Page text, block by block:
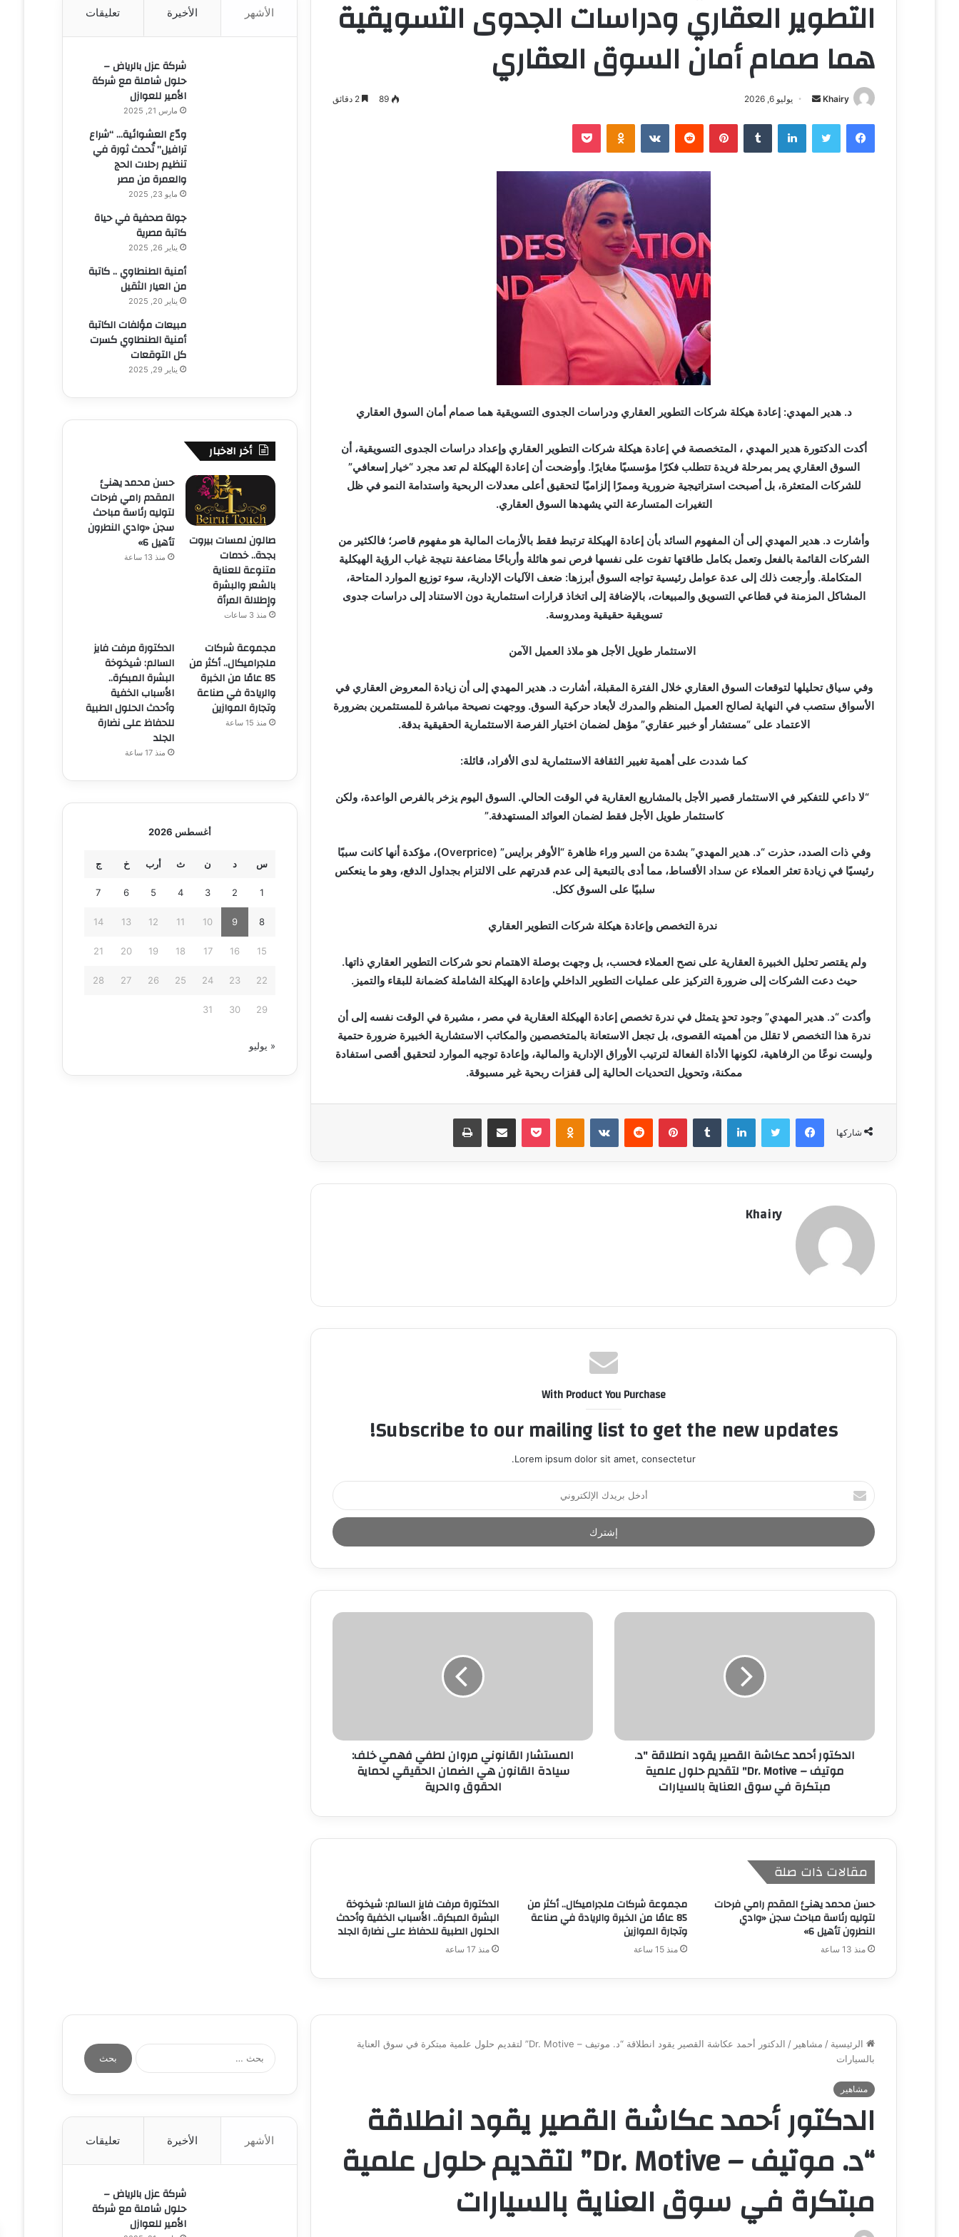
التطوير العقاري ودراسات الجدوى التسويقية
هما صمام أمان السوق العقاري
Khairy
أ
ل
يوليو 6, 2026 89 2 دقائق
فيسبوك تويتر لينكدإن ‏Tumblr بينتيريست ‏Reddit
‏VKontakte
Odnoklassniki بوكيت
د. هدير المهدي: إعادة هيكلة شركات التطوير العقاري ودراسات الجدوى التسويقية هما صمام أمان السوق العقاري
أكدت الدكتورة هدير المهدي ، المتخصصة في إعادة هيكلة شركات التطوير العقاري وإعداد دراسات الجدوى التسويقية، أن
السوق العقاري يمر بمرحلة فريدة تتطلب فكرًا مؤسسيًا مغايرًا. وأوضحت أن إعادة الهيكلة لم تعد مجرد “خيار إسعافي”
للشركات المتعثرة، بل أصبحت استراتيجية ضرورية وممرًا إلزاميًا لتحقيق أعلى معدلات الربحية واستدامة النمو في ظل
التغيرات المتسارعة التي يشهدها السوق العقاري.
وأشارت د. هدير المهدي إلى أن المفهوم السائد بأن إعادة الهيكلة ترتبط فقط بالأزمات المالية هو مفهوم قاصر؛ فالكثير من
الشركات القائمة بالفعل وتعمل بكامل طاقتها تفوت على نفسها فرص نمو هائلة وأرباحًا مضاعفة نتيجة غياب الرؤية الهيكلية
المتكاملة. وأرجعت ذلك إلى عدة عوامل رئيسية تواجه السوق أبرزها: ضعف الآليات الإدارية، سوء توزيع الموارد المتاحة،
المشاكل المزمنة في قطاعي التسويق والمبيعات، بالإضافة إلى اتخاذ قرارات استثمارية دون الاستناد إلى دراسات جدوى
تسويقية حقيقية ومدروسة.
الاستثمار طويل الأجل هو ملاذ العميل الآمن
وفي سياق تحليلها لتوقعات السوق العقاري خلال الفترة المقبلة، أشارت د. هدير المهدي إلى أن زيادة المعروض العقاري في
الأسواق ستصب في النهاية لصالح العميل المنظم والمدرك لأبعاد حركية السوق. ووجهت نصيحة مباشرة للمستثمرين بضرورة
الاعتماد على “مستشار أو خبير عقاري” مؤهل لضمان اختيار الفرصة الاستثمارية الحقيقية بدقة.
كما شددت على أهمية تغيير الثقافة الاستثمارية لدى الأفراد، قائلة:
“لا داعي للتفكير في الاستثمار قصير الأجل بالمشاريع العقارية في الوقت الحالي. السوق اليوم يزخر بالفرص الواعدة، ولكن
كاستثمار طويل الأجل فقط لضمان العوائد المستهدفة.”
وفي ذات الصدد، حذرت “د. هدير المهدي” بشدة من السير وراء ظاهرة “الأوفر برايس” (Overprice)، مؤكدة أنها كانت سببًا
رئيسيًا في زيادة تعثر العملاء عن سداد الأقساط، مما أدى بالتبعية إلى عدم قدرتهم على الالتزام بجداول الدفع، وهو ما ينعكس
سلبيًا على السوق ككل.
ندرة التخصص وإعادة هيكلة شركات التطوير العقاري
ولم يقتصر تحليل الخبيرة العقارية على نصح العملاء فحسب، بل وجهت بوصلة الاهتمام نحو شركات التطوير العقاري ذاتها.
حيث دعت الشركات إلى ضرورة التركيز على عمليات التطوير الداخلي وإعادة الهيكلة الشاملة كضمانة للبقاء والتميز.
وأكدت “د. هدير المهدي” وجود تحدٍ يتمثل في ندرة تخصص إعادة الهيكلة العقارية في مصر ، مشيرة في الوقت نفسه إلى أن
ندرة هذا التخصص لا تقلل من أهميته القصوى، بل تجعل الاستعانة بالمتخصصين والمكاتب الاستشارية الخبيرة ضرورة حتمية
وليست نوعًا من الرفاهية، لكونها الأداة الفعالة لترتيب الأوراق الإدارية والمالية، وإعادة توجيه الموارد لتحقيق أقصى استفادة
ممكنة، وتحويل التحديات الحالية إلى قفزات ربحية غير مسبوقة.
شاركها
فيسبوك تويتر لينكدإن ‏Tumblr بينتيريست ‏Reddit
‏VKontakte
Odnoklassniki بوكيت مشاركة عبر البريد طباعة
Khairy
With Product You Purchase
Subscribe to our mailing list to get the new updates!
Lorem ipsum dolor sit amet, consectetur.
أ
د
خ
ل
د
ا
الدكتور أحمد عكاشة القصير يقود انطلاقة "د.
موتيف – Dr. Motive" لتقديم حلول علمية
مبتكرة في سوق العناية بالسيارات
المستشار القانوني مروان لطفي فهمي خلف:
سيادة القانون هي الضمان الحقيقي لحماية
الحقوق والحرية
مقالات ذات صلة
حسن محمد يهنئ المقدم رامي فرحات
لتوليه رئاسة مباحث سجن «وادي
النطرون تأهيل 6»
منذ 13 ساعة
مجموعة شركات ملجراميكال.. أكثر من
85 عامًا من الخبرة والريادة في صناعة
وتجارة الموازين
منذ 15 ساعة
الدكتورة مرفت فايز السالم: شيخوخة
البشرة المبكرة.. الأسباب الخفية وأحدث
الحلول الطبية للحفاظ على نضارة الجلد
منذ 17 ساعة
الأشهر الأخيرة تعليقات
شركة عزل بالرياض –
حلول شاملة مع شركة
الأمير للعوازل
مارس 21, 2025
ودّع العشوائية… “شراع
ترافيل” تُحدث ثورة في
تنظيم رحلات الحج
والعمرة من مصر
مايو 23, 2025
جولة صحفية في حياة
كاتبة مصرية
يناير 26, 2025
أمنية الطنطاوي .. كاتبة
من العيار الثقيل
يناير 20, 2025
مبيعات مؤلفات الكاتبة
أمنية الطنطاوي كسرت
كل التوقعات
يناير 29, 2025
أخر الاخبار
صالون لمسات بيروت
بجدة.. خدمات
متنوعة للعناية
بالشعر والبشرة
وإطلالة المرأة
منذ 3 ساعات
حسن محمد يهنئ
المقدم رامي فرحات
لتوليه رئاسة مباحث
سجن «وادي النطرون
تأهيل 6»
منذ 13 ساعة
مجموعة شركات
ملجراميكال.. أكثر من
85 عامًا من الخبرة
والريادة في صناعة
وتجارة الموازين
منذ 15 ساعة
الدكتورة مرفت فايز
السالم: شيخوخة
البشرة المبكرة..
الأسباب الخفية
وأحدث الحلول الطبية
للحفاظ على نضارة
الجلد
منذ 17 ساعة
أغسطس 2026
س د ن ث أرب خ ج
1
2
3
4
5
6
7
8
9
10
11
12
13
14
15
16
17
18
19
20
21
22
23
24
25
26
27
28
29
30
31
« يوليو